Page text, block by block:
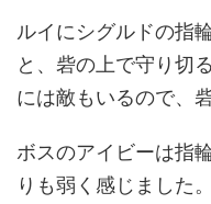
ルイにシグルドの指
と、砦の上で守り切
には敵もいるので、
ボスのアイビーは指
りも弱く感じました